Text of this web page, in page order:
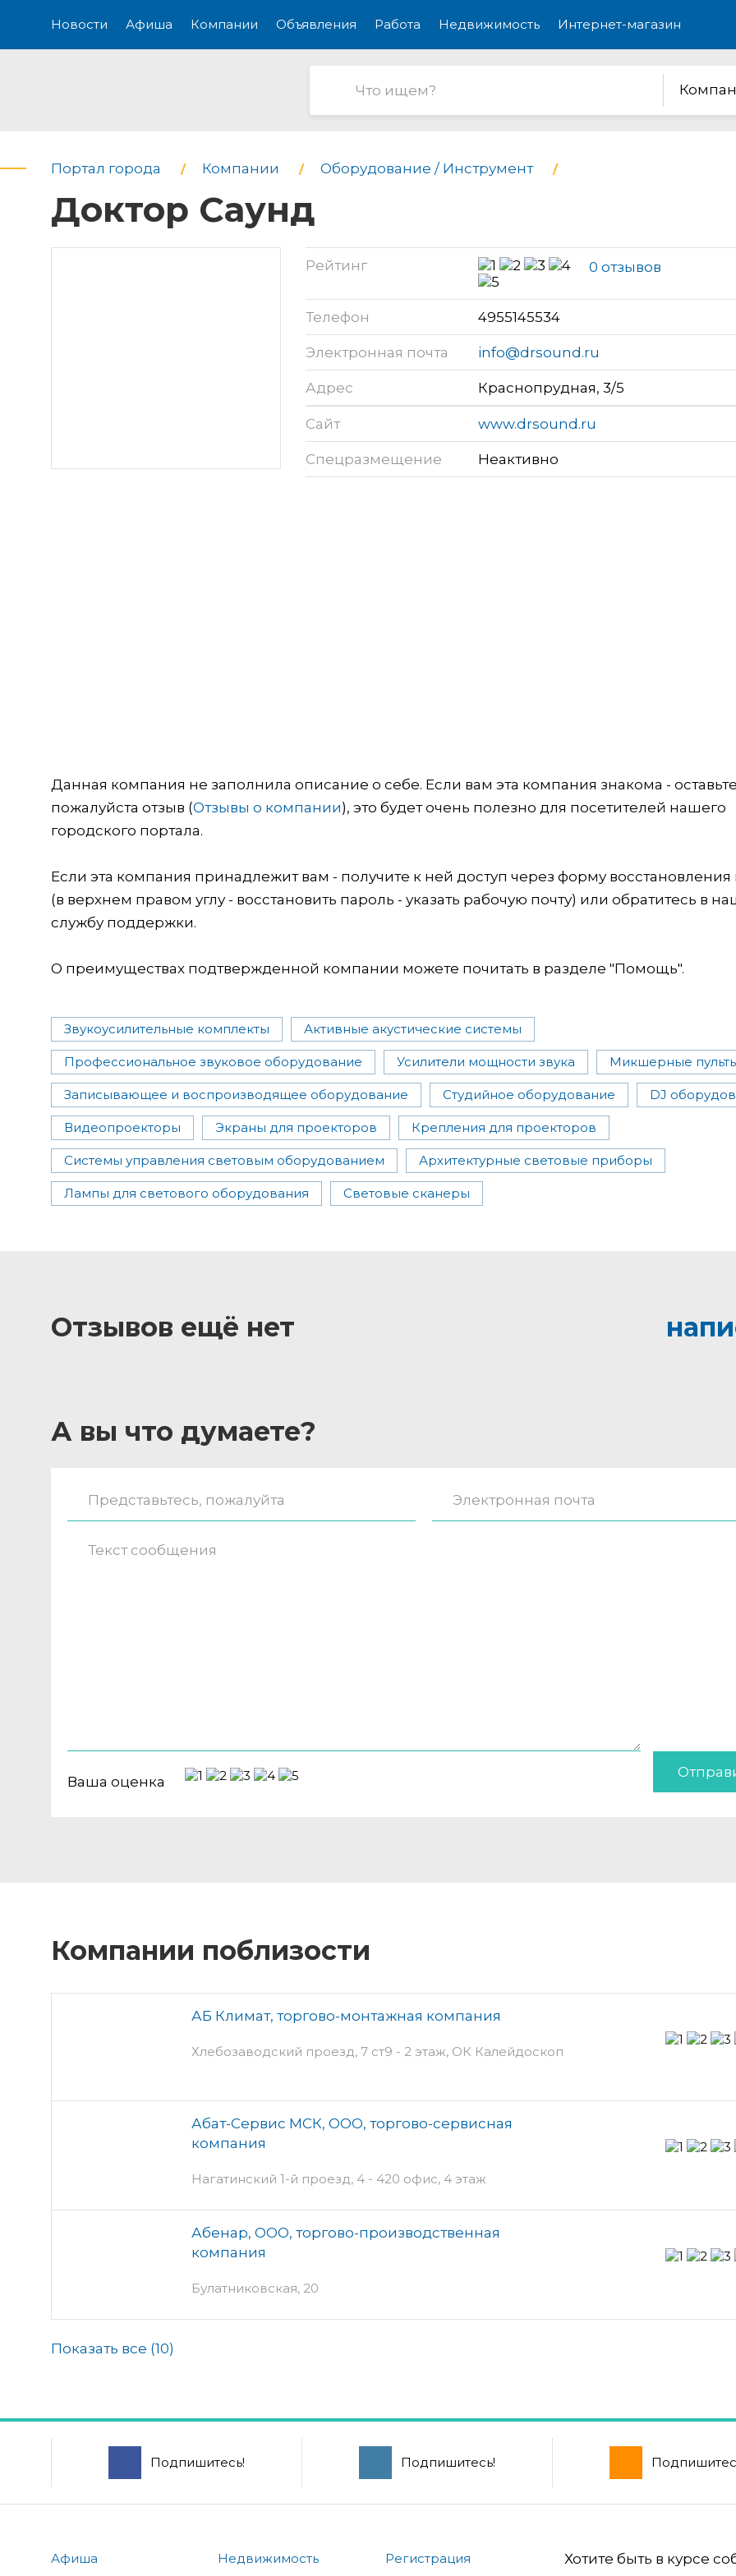
Новости Афиша Компании Объявления Работа Недвижимость Интернет-магазин
Портал города Компании Оборудование / Инструмент
Доктор Саунд
Рейтинг 0 отзывов
Телефон 4955145534
Электронная почта info@drsound.ru
Адрес Краснопрудная, 3/5
Сайт www.drsound.ru
Спецразмещение Неактивно
Данная компания не заполнила описание о себе. Если вам эта компания знакома -
пожалуйста отзыв (Отзывы о компании), это будет очень полезно для посетителей нашего
городского портала.
Если эта компания принадлежит вам - получите к ней доступ через форму восстановления
(в верхнем правом углу - восстановить пароль - указать рабочую почту) или обратитесь в
службу поддержки.
О преимуществах подтвержденной компании можете почитать в разделе "Помощь".
Звукоусилительные комплекты Активные акустические системы
Профессиональное звуковое оборудование Усилители мощности звука Микшерные
Записывающее и воспроизводящее оборудование Студийное оборудование DJ
Видеопроекторы Экраны для проекторов Крепления для проекторов
Системы управления световым оборудованием Архитектурные световые приборы
Лампы для светового оборудования Световые сканеры
Отзывов ещё нет
А вы что думаете?
Ваша оценка
Компании поблизости
АБ Климат, торгово-монтажная компания
Хлебозаводский проезд, 7 ст9 - 2 этаж, ОК Калейдоскоп
Абат-Сервис МСК, ООО, торгово-сервисная
компания
Нагатинский 1-й проезд, 4 - 420 офис, 4 этаж
Абенар, ООО, торгово-производственная
компания
Булатниковская, 20
Показать все (10)
Подпишитесь! Подпишитесь!
Афиша
Недвижимость
Регистрация
Хотите быть в курсе